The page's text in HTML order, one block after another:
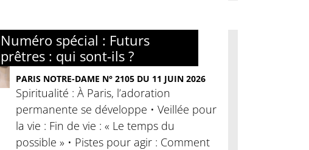
Numéro spécial : Futurs
prêtres : qui sont-ils ?
PARIS NOTRE-DAME N° 2105 DU 11 JUIN 2026
Spiritualité : À Paris, l’adoration
permanente se développe • Veillée pour
la vie : Fin de vie : « Le temps du
possible » • Pistes pour agir : Comment